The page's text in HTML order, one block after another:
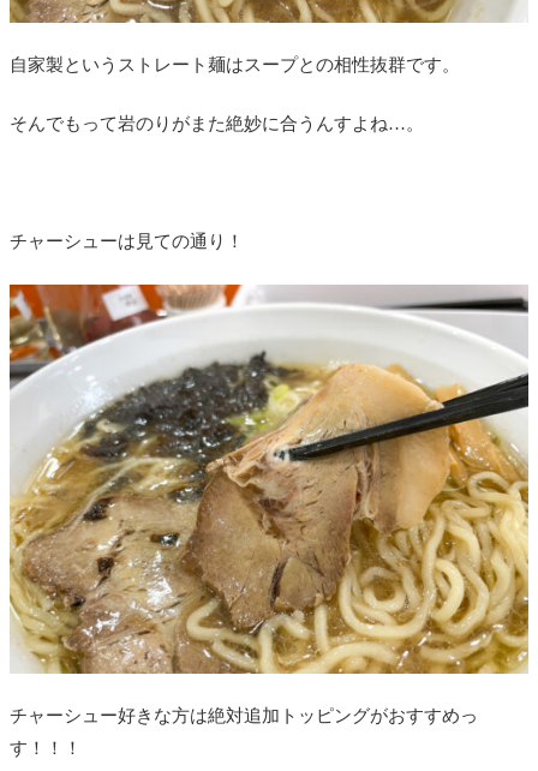
自家製というストレート麺はスープとの相性抜群です。
そんでもって岩のりがまた絶妙に合うんすよね…。
チャーシューは見ての通り！
チャーシュー好きな方は絶対追加トッピングがおすすめっ
す！！！